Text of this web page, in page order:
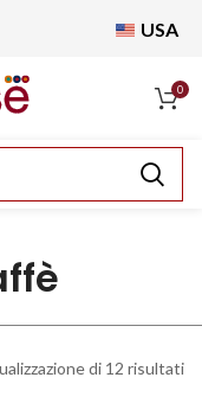
USA
0
di 12 risultati